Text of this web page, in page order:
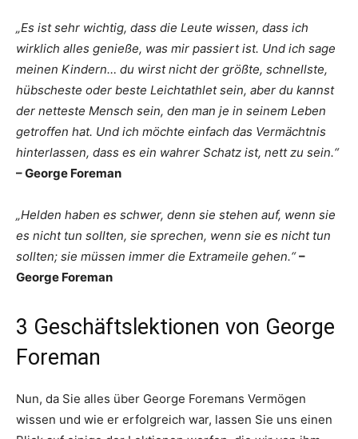
„Es ist sehr wichtig, dass die Leute wissen, dass ich
wirklich alles genieße, was mir passiert ist. Und ich sage
meinen Kindern… du wirst nicht der größte, schnellste,
hübscheste oder beste Leichtathlet sein, aber du kannst
der netteste Mensch sein, den man je in seinem Leben
getroffen hat. Und ich möchte einfach das Vermächtnis
hinterlassen, dass es ein wahrer Schatz ist, nett zu sein.“
– George Foreman
„Helden haben es schwer, denn sie stehen auf, wenn sie
es nicht tun sollten, sie sprechen, wenn sie es nicht tun
sollten; sie müssen immer die Extrameile gehen.“–
George Foreman
3 Geschäftslektionen von George
Foreman
Nun, da Sie alles über George Foremans Vermögen
wissen und wie er erfolgreich war, lassen Sie uns einen